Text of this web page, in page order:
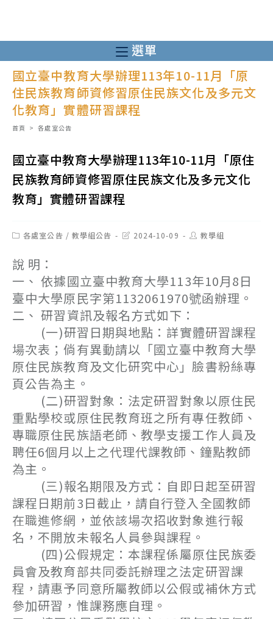
至
主
內
容
選單
國立臺中教育大學辦理113年10-11月「原
住民族教育師資修習原住民族文化及多元文
化教育」實體研習課程
首頁 > 各處室公告
國立臺中教育大學辦理113年10-11月「原住
民族教育師資修習原住民族文化及多元文化
教育」實體研習課程
Post各處室公告 / 教學組公告
Post2024-10-09
Post教學組
說 明：
一、 依據國立臺中教育大學113年10月8日
臺中大學原民字第1132061970號函辦理。
二、 研習資訊及報名方式如下：
(一)研習日期與地點：詳實體研習課程
場次表；倘有異動請以「國立臺中教育大學
原住民族教育及文化研究中心」臉書粉絲專
頁公告為主。
(二)研習對象：法定研習對象以原住民
重點學校或原住民教育班之所有專任教師、
專職原住民族語老師、教學支援工作人員及
聘任6個月以上之代理代課教師、鐘點教師
為主。
(三)報名期限及方式：自即日起至研習
課程日期前3日截止，請自行登入全國教師
在職進修網，並依該場次招收對象進行報
名，不開放未報名人員參與課程。
(四)公假規定：本課程係屬原住民族委
員會及教育部共同委託辦理之法定研習課
程，請惠予同意所屬教師以公假或補休方式
參加研習，惟課務應自理。